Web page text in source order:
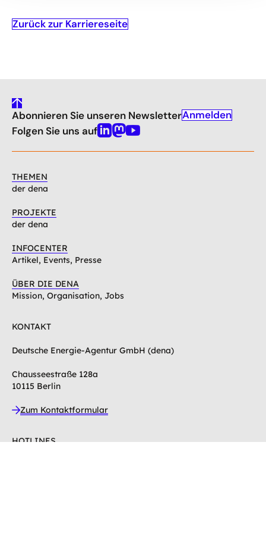
Zurück zur Karriereseite
gehe
nach
oben
Abonnieren Sie unseren NewsletterAnmelden
Folgen Sie uns aufLinkedin
Mastodon
Youtube
THEMEN
der dena
PROJEKTE
der dena
INFOCENTER
Artikel, Events, Presse
ÜBER DIE DENA
Mission, Organisation, Jobs
KONTAKT
Deutsche Energie-Agentur GmbH (dena)
Chausseestraße 128a
10115 Berlin
Zum Kontaktformular
HOTLINES